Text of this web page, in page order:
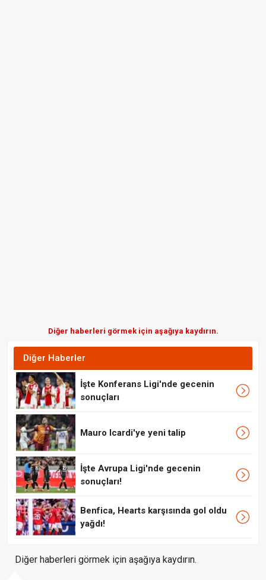
Diğer haberleri görmek için aşağıya kaydırın.
Diğer Haberler
İşte Konferans Ligi'nde gecenin
sonuçları
Mauro Icardi'ye yeni talip
İşte Avrupa Ligi'nde gecenin
sonuçları!
Benfica, Hearts karşısında gol oldu
yağdı!
Diğer haberleri görmek için aşağıya kaydırın.